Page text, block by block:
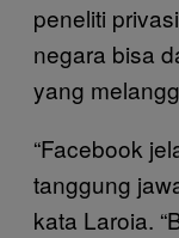
peneliti
negara bisa
yang
“Facebook
tanggung
kata Laroia.